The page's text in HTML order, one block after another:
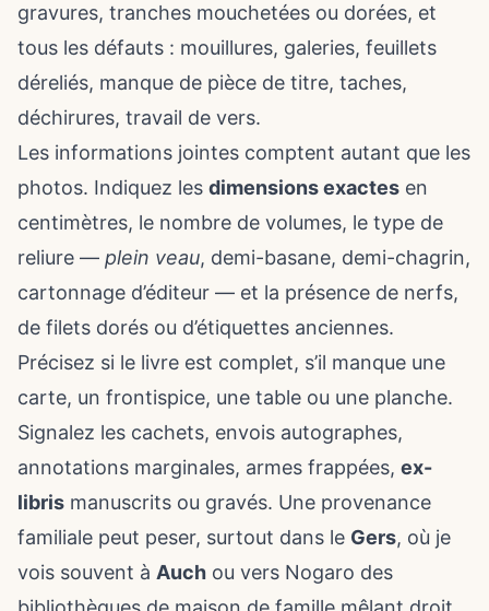
gravures, tranches mouchetées ou dorées, et
tous les défauts : mouillures, galeries, feuillets
déreliés, manque de pièce de titre, taches,
déchirures, travail de vers.
Les informations jointes comptent autant que les
photos. Indiquez les dimensions exactes en
centimètres, le nombre de volumes, le type de
reliure — plein veau, demi-basane, demi-chagrin,
cartonnage d’éditeur — et la présence de nerfs,
de filets dorés ou d’étiquettes anciennes.
Précisez si le livre est complet, s’il manque une
carte, un frontispice, une table ou une planche.
Signalez les cachets, envois autographes,
annotations marginales, armes frappées, ex-
libris manuscrits ou gravés. Une provenance
familiale peut peser, surtout dans le Gers, où je
vois souvent à Auch ou vers Nogaro des